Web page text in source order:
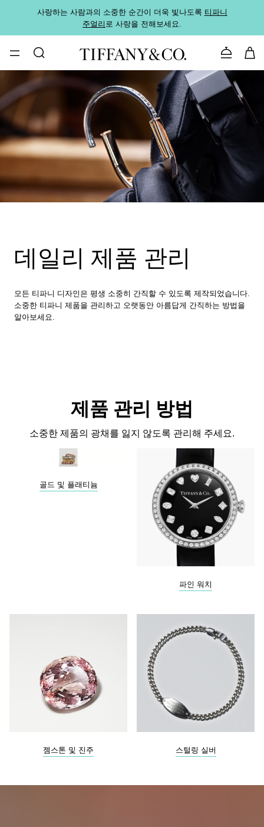
사랑하는 사람과의 소중한 순간이 더욱 빛나도록 티파니
주얼리로 사랑을 전해보세요.
문의하기
데일리 제품 관리
모든 티파니 디자인은 평생 소중히 간직할 수 있도록 제작되었습니다.
소중한 티파니 제품을 관리하고 오랫동안 아름답게 간직하는 방법을
알아보세요.
제품 관리 방법
소중한 제품의 광채를 잃지 않도록 관리해 주세요.
골드 및 플래티늄
파인 워치
젬스톤 및 진주 스털링 실버